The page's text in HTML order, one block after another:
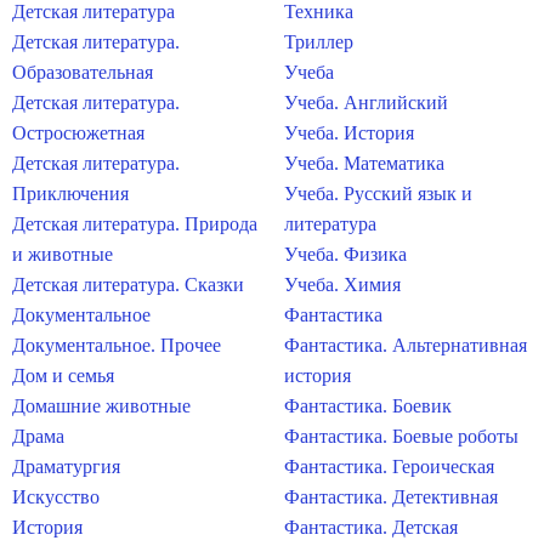
Детская литература
Детская литература.
Образовательная
Детская литература.
Остросюжетная
Детская литература.
Приключения
Детская литература. Природа
и животные
Детская литература. Сказки
Документальное
Документальное. Прочее
Дом и семья
Домашние животные
Драма
Драматургия
Искусство
История
Техника
Триллер
Учеба
Учеба. Английский
Учеба. История
Учеба. Математика
Учеба. Русский язык и
литература
Учеба. Физика
Учеба. Химия
Фантастика
Фантастика. Альтернативная
история
Фантастика. Боевик
Фантастика. Боевые роботы
Фантастика. Героическая
Фантастика. Детективная
Фантастика. Детская